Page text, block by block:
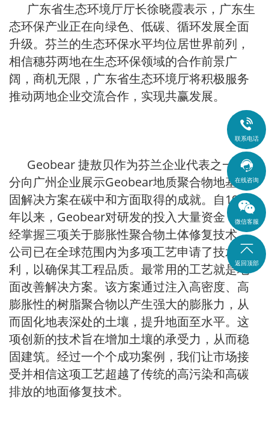
广东省生态环境厅厅长徐晓霞表示，广东生
态环保产业正在向绿色、低碳、循环发展全面
升级。芬兰的生态环保水平均位居世界前列，
相信穗芬两地在生态环保领域的合作前景广
阔，商机无限，广东省生态环境厅将积极服务
推动两地企业交流合作，实现共赢发展。
Geobear 捷敖贝作为芬兰企业代表之一，充
分向广州企业展示Geobear地质聚合物地基加
固解决方案在碳中和方面取得的成就。自1982
年以来，Geobear对研发的投入大量资金，已
经掌握三项关于膨胀性聚合物土体修复技术。
公司已在全球范围内为多项工艺申请了技术专
利，以确保其工程品质。最常用的工艺就是地
面改善解决方案。该方案通过注入高密度、高
膨胀性的树脂聚合物以产生强大的膨胀力，从
而固化地表深处的土壤，提升地面至水平。这
项创新的技术旨在增加土壤的承受力，从而稳
固建筑。经过一个个成功案例，我们让市场接
受并相信这项工艺超越了传统的高污染和高碳
排放的地面修复技术。

联系电话

在线咨询
微信客服

返回顶部